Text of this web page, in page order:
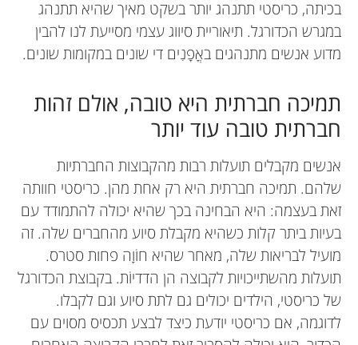
בכיתה, כריסטי תתנהג יותר בשקט מאיך שהיא תתנהג
במגרש הכדורגל. תיאוריית סיווג עצמי מסייעת לנו להבין
מדוע אנשים מתנהגים באֳפָנִים די שונים במקומות שונים.
תמיכה חברתית היא טובה, אולם זהות
חברתית טובה עוד יותר
אנשים מקבלים תועלות רבות מהקבוצות החברתיות
שלהם. תמיכה חברתית היא רק אחת מהן. כריסטי חוותה
זאת בעצמה: היא הבחינה בכך שהיא יכולה להתמודד עם
בעיות ביתר קלות כשהיא מקבלת סיוע מהחברים שלה. זה
מועיל לבריאות שלה, מאחר שהיא חוֹוָה פחות סטרס.
תועלות מהשתייכויות לקבוצה הן הדדיוֹת. בקבוצת הכדורגל
של כריסטי, הילדים יכולים גם לתת סיוע וגם לקבלו.
לדוגמה, אם כריסטי יודעת כיצד לבצע תכסיס מסוים עם